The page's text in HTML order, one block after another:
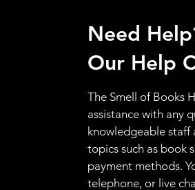
Need
Our Help
The Smell of Books
assistance with any
knowledgeable staff
topics such as book
payment methods.
telephone, or live